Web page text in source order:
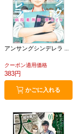
アンサングシンデレラ ...
クーポン適用価格
383円
かごに入れる